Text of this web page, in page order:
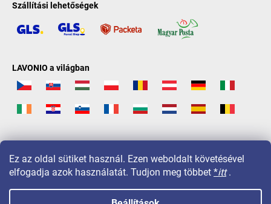
Ez az oldal sütiket használ. Ezen weboldalt követésével
elfogadja azok használatát. Tudjon meg többet *itt.
Szállítási lehetőségek
LAVONIO a világban